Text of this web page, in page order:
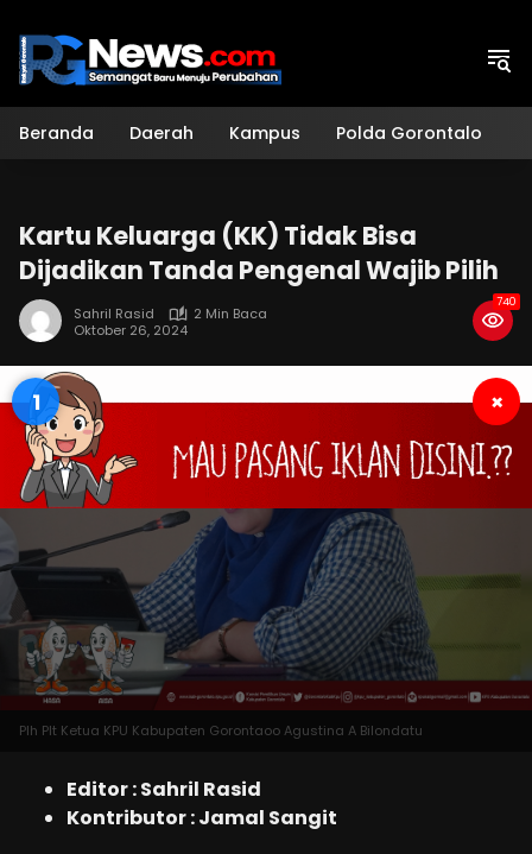
konten
Beranda Daerah Kampus Polda Gorontalo
Kartu Keluarga (KK) Tidak Bisa
Dijadikan Tanda Pengenal Wajib Pilih
Sahril Rasid
2 Min Baca
Oktober 26, 2024
740
1 ×
Plh Plt Ketua KPU Kabupaten Gorontaoo Agustina A Bilondatu
Editor : Sahril Rasid
Kontributor : Jamal Sangit